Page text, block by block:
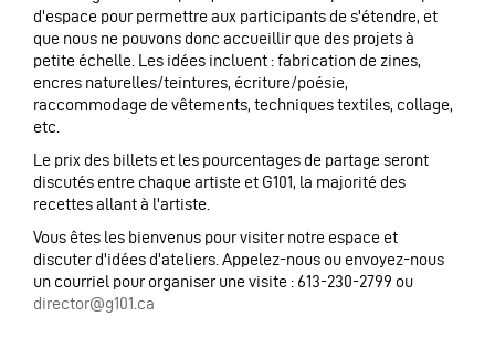
d'espace pour permettre aux participants de s'étendre, et
que nous ne pouvons donc accueillir que des projets à
petite échelle. Les idées incluent : fabrication de zines,
encres naturelles/teintures, écriture/poésie,
raccommodage de vêtements, techniques textiles, collage,
etc.
Le prix des billets et les pourcentages de partage seront
discutés entre chaque artiste et G101, la majorité des
recettes allant à l'artiste.
Vous êtes les bienvenus pour visiter notre espace et
discuter d'idées d'ateliers. Appelez-nous ou envoyez-nous
un courriel pour organiser une visite : 613-230-2799 ou
director@g101.ca